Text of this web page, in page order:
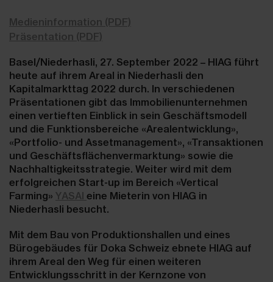
Medieninformation (PDF)
Präsentation (PDF)
Basel/Niederhasli, 27. September 2022 – HIAG führt
heute auf ihrem Areal in Niederhasli den
Kapitalmarkttag 2022 durch. In verschiedenen
Präsentationen gibt das Immobilienunternehmen
einen vertieften Einblick in sein Geschäftsmodell
und die Funktionsbereiche «Arealentwicklung»,
«Portfolio- und Assetmanagement», «Transaktionen
und Geschäftsflächenvermarktung» sowie die
Nachhaltigkeitsstrategie. Weiter wird mit dem
erfolgreichen Start-up im Bereich «Vertical
Farming» YASAI eine Mieterin von HIAG in
Niederhasli besucht.
Mit dem Bau von Produktionshallen und eines
Bürogebäudes für Doka Schweiz ebnete HIAG auf
ihrem Areal den Weg für einen weiteren
Entwicklungsschritt in der Kernzone von